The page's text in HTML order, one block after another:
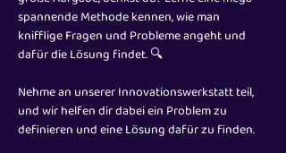
spannende Methode kennen, wie man
knifflige Fragen und Probleme angeht und
dafür die Lösung findet. 🔍
Nehme an unserer Innovationswerkstatt teil,
und wir helfen dir dabei ein Problem zu
definieren und eine Lösung dafür zu finden.